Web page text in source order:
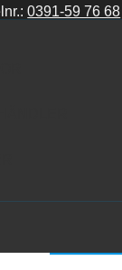
0391-59 76 68